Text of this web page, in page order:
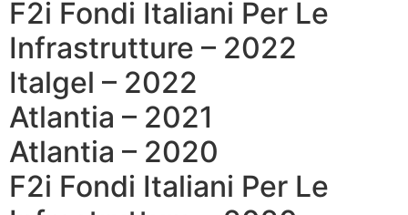
F2i Fondi Italiani Per Le
Infrastrutture – 2022
Italgel – 2022
Atlantia – 2021
Atlantia – 2020
F2i Fondi Italiani Per Le